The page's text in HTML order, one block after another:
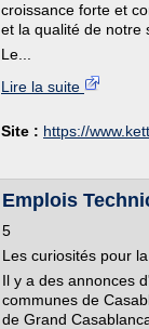
croissance forte et
et la qualité de notre
Le...
Lire la suite
Site : https://
Emplois
5
Les curiosités pour
Il y a des annonces
communes de
de Grand